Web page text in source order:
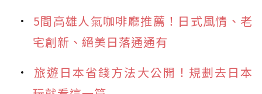
5間高雄人氣咖啡廳推薦！日式風情、老
宅創新、絕美日落通通有
旅遊日本省錢方法大公開！規劃去日本